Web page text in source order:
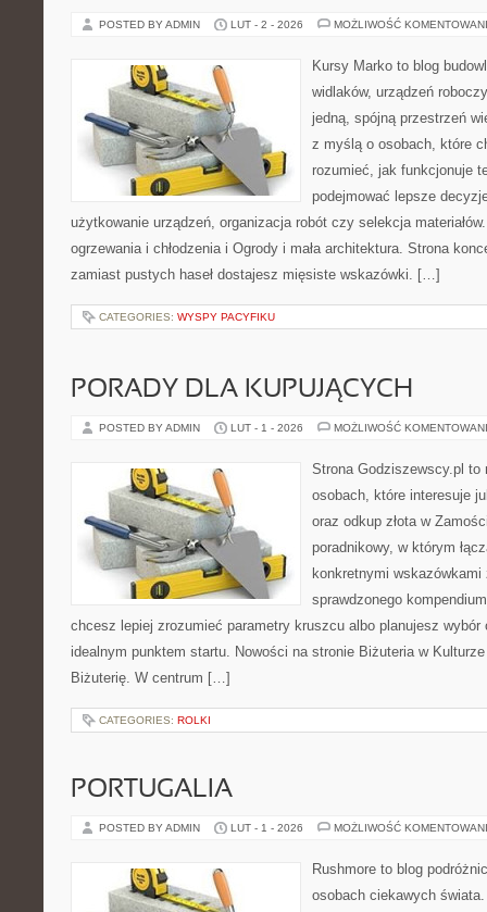
POSTED BY ADMIN LUT - 2 - 2026 MOŻLIWOŚĆ
Kursy Marko to blog
widlaków, urządzeń
jedną, spójną przestrzeń
z myślą o osobach, które
rozumieć, jak funkcjonuje
podejmować lepsze
użytkowanie urządzeń, organizacja robót czy selekcja
ogrzewania i chłodzenia i Ogrody i mała architektura. Strona
zamiast pustych haseł dostajesz mięsiste wskazówki. […]
CATEGORIES: WYSPY PACYFIKU
PORADY DLA KUPUJĄCYCH
POSTED BY ADMIN LUT - 1 - 2026 MOŻLIWOŚĆ
Strona Godziszewscy.pl
osobach, które interesuje
oraz odkup złota w
poradnikowy, w którym
konkretnymi
sprawdzonego
chcesz lepiej zrozumieć parametry kruszcu albo planujesz
idealnym punktem startu. Nowości na stronie Biżuteria w
Biżuterię. W centrum […]
CATEGORIES: ROLKI
PORTUGALIA
POSTED BY ADMIN LUT - 1 - 2026 MOŻLIWOŚĆ
Rushmore to blog
osobach ciekawych